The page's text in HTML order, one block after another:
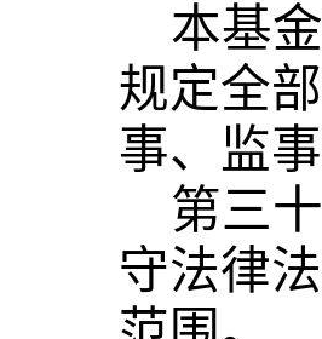
本基
规定全
事、监
第三
守法律